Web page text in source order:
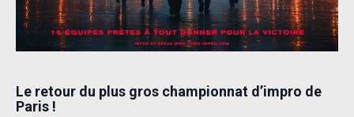
Le retour du plus gros championnat d’impro de
Paris !